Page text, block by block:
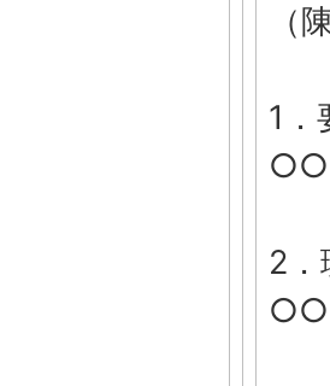
（
1．
○○
2．
○○